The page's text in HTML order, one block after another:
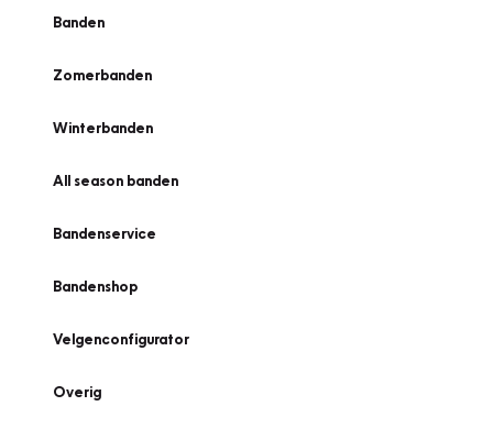
Banden
Zomerbanden
Winterbanden
All season banden
Bandenservice
Bandenshop
Velgenconfigurator
Overig